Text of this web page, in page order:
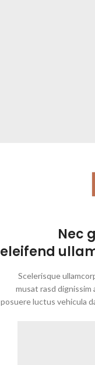
Nec
eleifend
Scelerisque
musat rasd dignissim
posuere luctus vehicula